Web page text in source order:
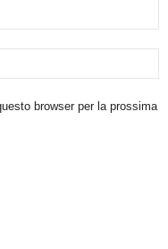
browser per la prossima